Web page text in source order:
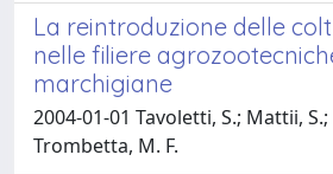
La reintroduzione delle
nelle filiere
marchigiane
2004-01-01 Tavoletti, S.; Mattii,
Trombetta, M. F.